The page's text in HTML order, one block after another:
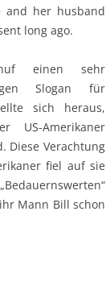
and her husband
long ago.
einen sehr
Slogan für
sich heraus,
Amerikaner
Diese Verachtung
fiel auf sie
Mann Bill schon